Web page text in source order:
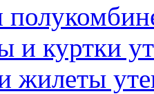
и куртки
жилеты